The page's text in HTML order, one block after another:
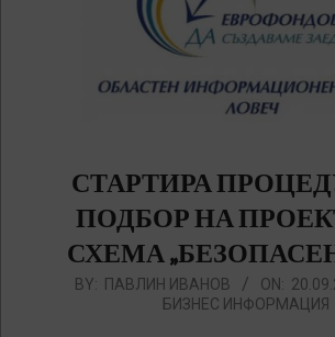
СТАРТИРА
ПОДБОР НА
СХЕМА
2012-
BY: ПАВЛИН ИВАНОВ ON:
БИЗНЕС ИНФОРМАЦИЯ